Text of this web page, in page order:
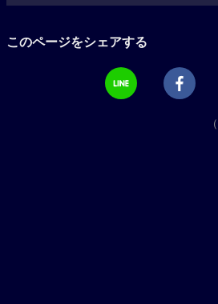
このページをシェアする
（